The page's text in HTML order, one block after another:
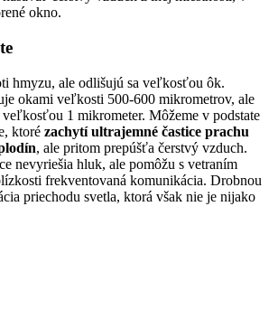
okno.
hmyzu, ale odlišujú sa veľkosťou ôk.
okami veľkosti 500-600 mikrometrov, ale
1 mikrometer. Môžeme v podstate
ktoré zachytí ultrajemné častice prachu
, ale pritom prepúšťa čerstvý vzduch.
nevyriešia hluk, ale pomôžu s vetraním
frekventovaná komunikácia. Drobnou
priechodu svetla, ktorá však nie je nijako